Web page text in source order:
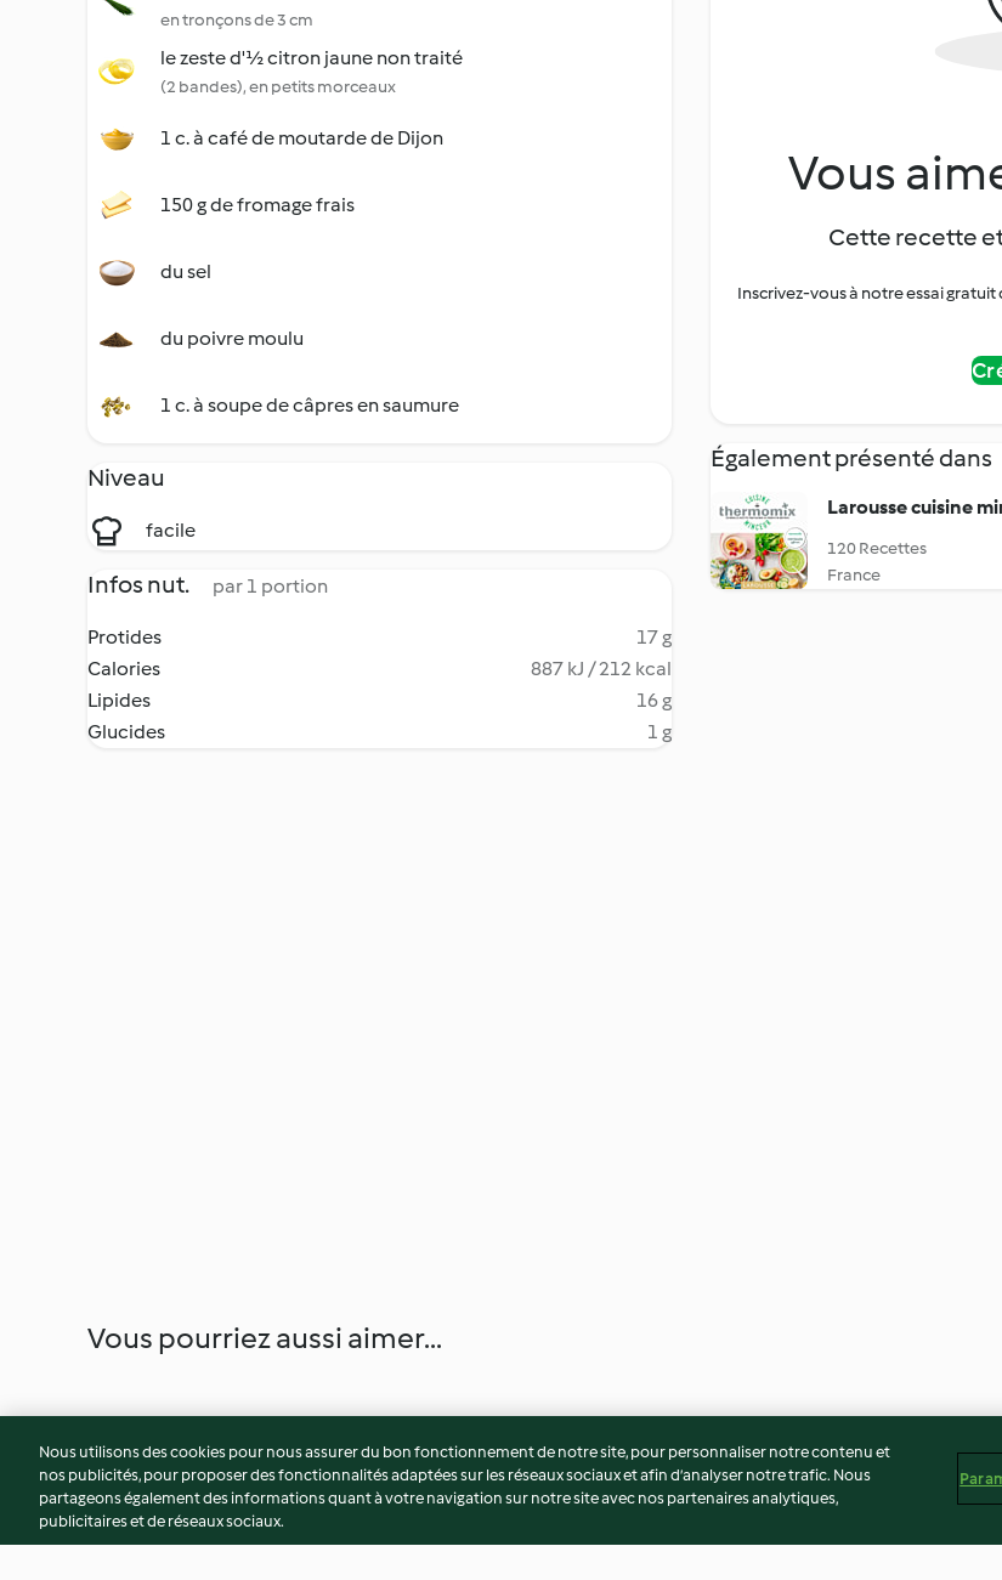
en tronçons de 3 cm
le zeste d'½ citron jaune non traité
(2 bandes), en petits morceaux
1 c. à café de moutarde de Dijon
150 g de fromage frais
du sel
du poivre moulu
1 c. à soupe de câpres en saumure
Niveau
facile
Infos nut. par 1 portion
Protides
17 g
Calories
887 kJ / 212 kcal
Lipides
16 g
Glucides
1 g
Vous
Cette recette
Inscrivez-vous à notre essai
Également présenté dans
Larousse cuisine
120 Recettes
France
Vous pourriez aussi aimer...
Nous utilisons des cookies pour nous assurer du bon fonctionnement de notre site, pour personnaliser notre contenu et
nos publicités, pour proposer des fonctionnalités adaptées sur les réseaux sociaux et afin d’analyser notre trafic. Nous
partageons également des informations quant à votre navigation sur notre site avec nos partenaires analytiques,
publicitaires et de réseaux sociaux.